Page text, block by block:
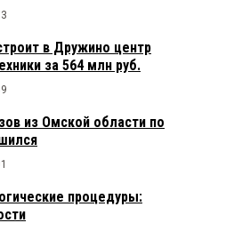
в Дружино центр
за 564 млн руб.
из Омской области по
процедуры: